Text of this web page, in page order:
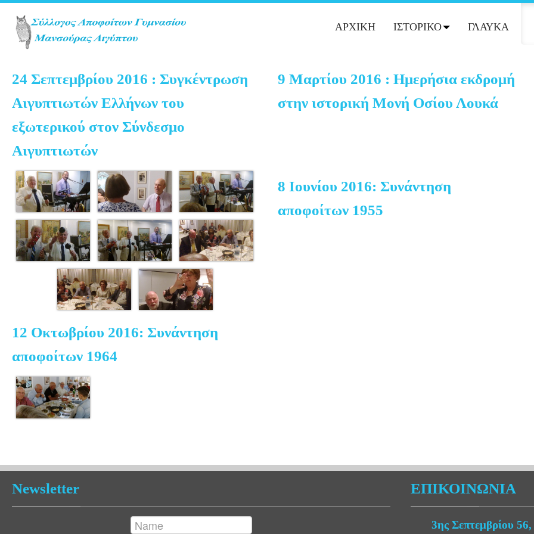
ΑΡΧΙΚΗ ΙΣΤΟΡΙΚΟ ΓΛΑΥΚΑ
24 Σεπτεμβρίου 2016 : Συγκέντρωση
Αιγυπτιωτών Ελλήνων του
εξωτερικού στον Σύνδεσμο
Αιγυπτιωτών
12 Οκτωβρίου 2016: Συνάντηση
αποφοίτων 1964
9 Μαρτίου 2016 : Ημερήσια εκδρομή
στην ιστορική Μονή Οσίου Λουκά
8 Ιουνίου 2016: Συνάντηση
αποφοίτων 1955
Newsletter ΕΠΙΚΟΙΝΩΝΙΑ
3ης Σεπτεμβρίου